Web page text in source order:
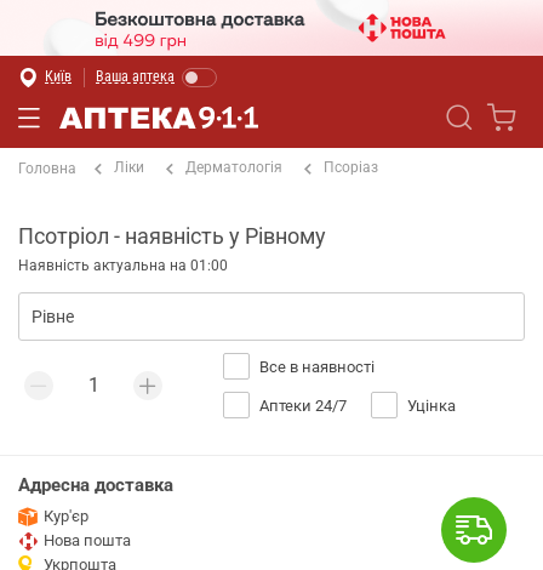
Київ Ваша аптека
Головна Ліки Дерматологія Псоріаз
Псотріол - наявність у Рівному
Наявність актуальна на 01:00
Все в наявності
Аптеки 24/7 Уцінка
Адресна доставка
Кур'єр
Нова пошта
Укрпошта